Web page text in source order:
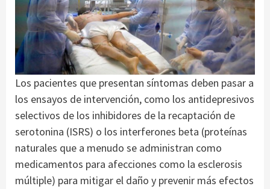
Los pacientes que presentan síntomas deben pasar a
los ensayos de intervención, como los antidepresivos
selectivos de los inhibidores de la recaptación de
serotonina (ISRS) o los interferones beta (proteínas
naturales que a menudo se administran como
medicamentos para afecciones como la esclerosis
múltiple) para mitigar el daño y prevenir más efectos